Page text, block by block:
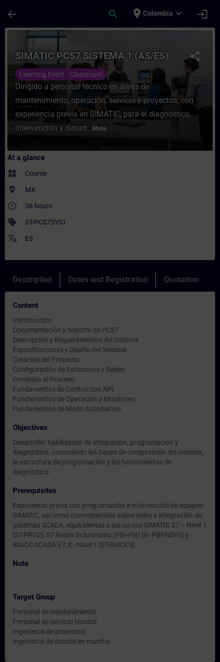
arrow_back search place Colombia expand_more login
Course - SIMATIC PCS7 SISTEMA 1
share
SIMATIC PCS7 SISTEMA 1 (AS/ES)
Learning Event - Classroom
Dirigido a personal técnico en áreas de
mantenimiento, operación, servicio y proyectos, con
experiencia previa en SIMATIC, para el diagnóstico,
intervención y desarr... More
At a glance
widgets Course
where_to_vote MX
access_time 36 hours
sell ST-PCS7SYS1
translate ES
Description Dates and Registration Quotation
Content
Introducción
Documentación y Soporte de PCS7
Descripción y Requerimientos del Sistema
Especificaciones y Diseño del Sistema
Creación del Proyecto
Configuración de Estaciones y Redes
Conexión al Proceso
Fundamentos de Control con APL
Fundamentos de Operación y Monitoreo
Fundamentos de Modo Automático
Objectives
Desarrollar habilidades de integración, programación y
diagnóstico, conociendo las bases de composición del sistema,
la estructura de programación y las herramientas de
diagnóstico.
Prerequisites
Experiencia previa con programación e intervención de equipos
SIMATIC, así como conocimientos sobre redes e integración de
sistemas SCADA, equivalentes a los cursos SIMATIC S7 – Nivel 1
[ST-PRO2], S7 Redes Industriales (PB+PN) [IK-PBPNSYS] y
WinCC SCADA V7.X - Nivel 1 [ST-BWCCS].
Note
-
Target Group
Personal de mantenimiento
Personal de servicio técnico
Ingenieros de proyectos
Ingenieros de puesta en marcha